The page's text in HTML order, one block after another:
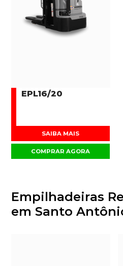
EPL16/20
SAIBA MAIS
COMPRAR AGORA
Empilhadeiras
em Santo